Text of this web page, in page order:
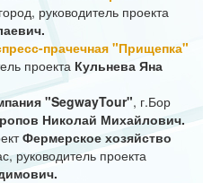
руководитель проекта
прачечная "Прищепка"
проекта Кульнева Яна
"SegwayTour", г.Бор
Николай Михайлович.
Фермерское хозяйство
руководитель проекта